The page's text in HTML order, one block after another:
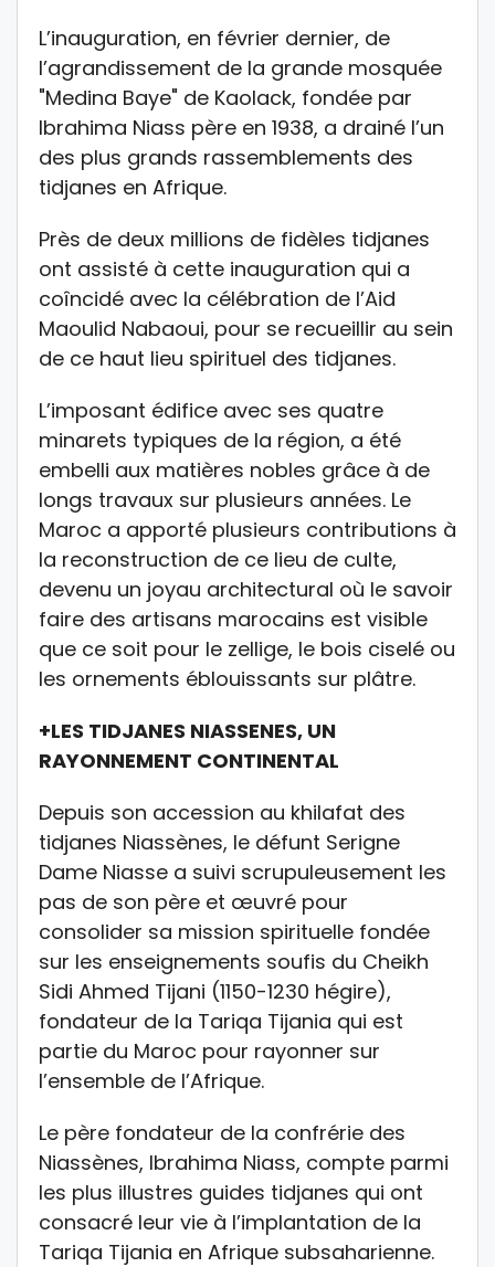
L’inauguration, en février dernier, de
l’agrandissement de la grande mosquée
"Medina Baye" de Kaolack, fondée par
Ibrahima Niass père en 1938, a drainé l’un
des plus grands rassemblements des
tidjanes en Afrique.
Près de deux millions de fidèles tidjanes
ont assisté à cette inauguration qui a
coîncidé avec la célébration de l’Aid
Maoulid Nabaoui, pour se recueillir au sein
de ce haut lieu spirituel des tidjanes.
L’imposant édifice avec ses quatre
minarets typiques de la région, a été
embelli aux matières nobles grâce à de
longs travaux sur plusieurs années. Le
Maroc a apporté plusieurs contributions à
la reconstruction de ce lieu de culte,
devenu un joyau architectural où le savoir
faire des artisans marocains est visible
que ce soit pour le zellige, le bois ciselé ou
les ornements éblouissants sur plâtre.
+LES TIDJANES NIASSENES, UN
RAYONNEMENT CONTINENTAL
Depuis son accession au khilafat des
tidjanes Niassènes, le défunt Serigne
Dame Niasse a suivi scrupuleusement les
pas de son père et œuvré pour
consolider sa mission spirituelle fondée
sur les enseignements soufis du Cheikh
Sidi Ahmed Tijani (1150-1230 hégire),
fondateur de la Tariqa Tijania qui est
partie du Maroc pour rayonner sur
l’ensemble de l’Afrique.
Le père fondateur de la confrérie des
Niassènes, Ibrahima Niass, compte parmi
les plus illustres guides tidjanes qui ont
consacré leur vie à l’implantation de la
Tariqa Tijania en Afrique subsaharienne.